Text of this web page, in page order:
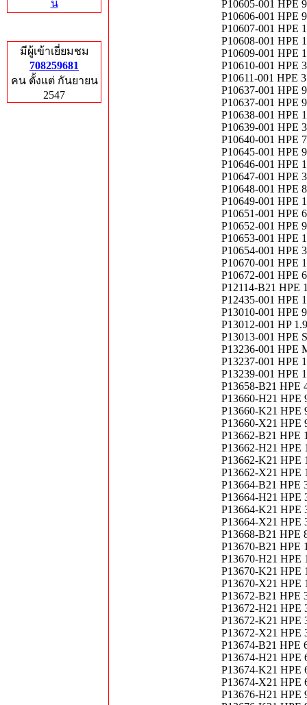
นี่
มีผู้เข้าเยี่ยมชม
708259681
คน ตั้งแต่ กันยายน
2547
P10605-001 HPE
P10606-001 HPE
P10607-001 HPE
P10608-001 HPE
P10609-001 HPE
P10610-001 HPE
P10611-001 HPE
P10637-001 HPE
P10637-001 HPE
P10638-001 HPE
P10639-001 HPE
P10640-001 HPE
P10645-001 HPE
P10646-001 HPE
P10647-001 HPE
P10648-001 HPE
P10649-001 HPE
P10651-001 HPE
P10652-001 HPE
P10653-001 HPE
P10654-001 HPE
P10670-001 HPE
P10672-001 HPE
P12114-B21 HPE
P12435-001 HPE
P13010-001 HPE
P13012-001 HP
P13013-001 HPE
P13236-001 HPE
P13237-001 HPE
P13239-001 HPE
P13658-B21 HPE
P13660-H21 HPE
P13660-K21 HPE
P13660-X21 HPE
P13662-B21 HPE
P13662-H21 HPE
P13662-K21 HPE
P13662-X21 HPE
P13664-B21 HPE
P13664-H21 HPE
P13664-K21 HPE
P13664-X21 HPE
P13668-B21 HPE
P13670-B21 HPE
P13670-H21 HPE
P13670-K21 HPE
P13670-X21 HPE
P13672-B21 HPE
P13672-H21 HPE
P13672-K21 HPE
P13672-X21 HPE
P13674-B21 HPE
P13674-H21 HPE
P13674-K21 HPE
P13674-X21 HPE
P13676-H21 HPE